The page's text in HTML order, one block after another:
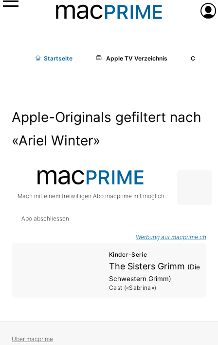
Menü
Startseite Apple TV Verzeichnis Cast/
Apple-Originals gefiltert nach
«Ariel Winter»
Mach mit einem freiwilligen Abo macprime mit möglich.
Abo abschliessen
Werbung auf macprime.ch
Kinder-Serie
The Sisters Grimm (Die
Schwestern Grimm)
Cast («Sabrina»)
Über macprime